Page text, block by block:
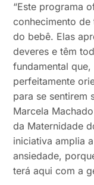
“Este programa
conhecimento
do bebê. Elas
deveres e têm
fundamental
perfeitamente
para se sentirem
Marcela
da Maternidade
iniciativa amplia
ansiedade,
terá aqui com a